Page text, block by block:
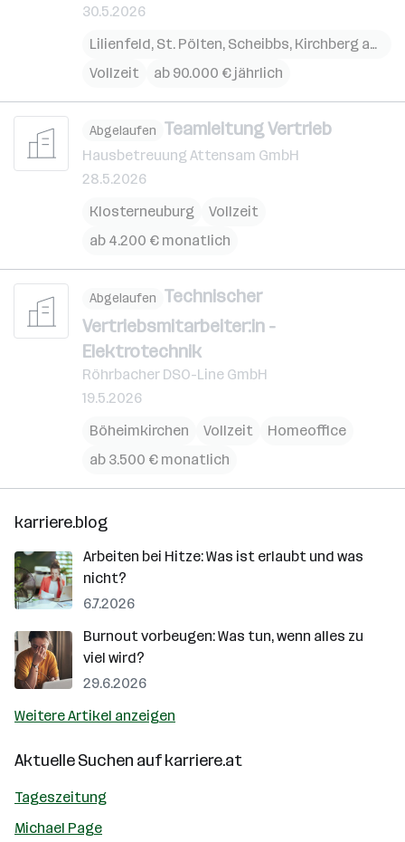
30.5.2026
Lilienfeld, St. Pölten, Scheibbs, Kirchberg an der Pielach
Vollzeit
ab 90.000 € jährlich
Abgelaufen Teamleitung Vertrieb
Hausbetreuung Attensam GmbH
28.5.2026
Klosterneuburg
Vollzeit
ab 4.200 € monatlich
Abgelaufen Technischer
Vertriebsmitarbeiter:in -
Elektrotechnik
Röhrbacher DSO-Line GmbH
19.5.2026
Böheimkirchen
Vollzeit
Homeoffice
ab 3.500 € monatlich
karriere.blog
Arbeiten bei Hitze: Was ist erlaubt und was
nicht?
6.7.2026
Burnout vorbeugen: Was tun, wenn alles zu
viel wird?
29.6.2026
Weitere Artikel anzeigen
Aktuelle Suchen aufkarriere.at
Tageszeitung
Michael Page